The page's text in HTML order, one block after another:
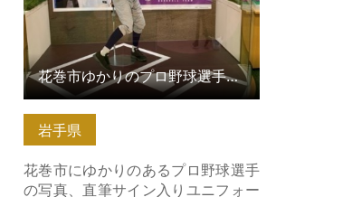
岩手県
花巻市にゆかりのあるプロ野球選手
の写真、直筆サイン入りユニフォー
花巻市ゆかりのプロ野球選手 展示ブース